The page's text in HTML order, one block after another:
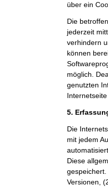
über ein
Die
jederzeit
verhindern
können
möglich.
genutzten
5.
Die
mit jedem
Diese
Versionen,